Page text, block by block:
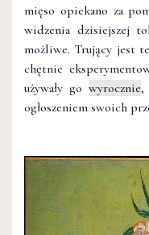
mięso opiekano za
widzenia dzisiejszej
możliwe. Trujący jest
chętnie
używały go wyrocznie,
ogłoszeniem swoich